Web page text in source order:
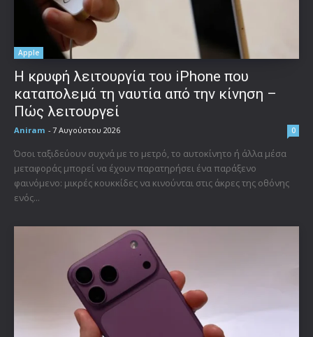
Apple
Η κρυφή λειτουργία του iPhone που
καταπολεμά τη ναυτία από την κίνηση –
Πώς λειτουργεί
Aniram - 7 Αυγούστου 2026 0
Όσοι ταξιδεύουν συχνά με το μετρό, το αυτοκίνητο ή άλλα μέσα
μεταφοράς μπορεί να έχουν παρατηρήσει ένα παράξενο
φαινόμενο: μικρές κουκκίδες να κινούνται στις άκρες της οθόνης
ενός...